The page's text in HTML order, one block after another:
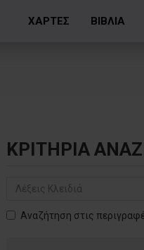
ΧΑΡΤΕΣ ΒΙΒΛΙΑ
ΚΡΙΤΉΡΙΑ
Αναζήτηση στις